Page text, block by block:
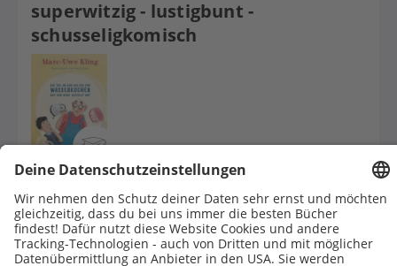
superwitzig - lustigbunt -
schusseligkomisch
Ein neues witzig-geniales Kinderbuch-Highlight von Marc-Uwe
Kling und Astrid Henn rund ums normalmenschliche
Fehlermachen.
14 1